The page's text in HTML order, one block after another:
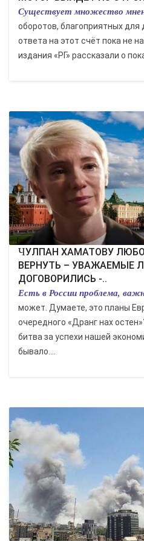
Существует множество
оборотов, благоприятных для
ответа на этот счёт пока не
издания «РГ» рассказали о
ЧУЛПАН ХАМАТОВУ ЛЮБОЙ ЦЕНОЙ ХОТЯТ
ВЕРНУТЬ – УВАЖАЕМЫЕ
ДОГОВОРИЛИСЬ -..
Есть в России проблема,
может. Думаете, это планы
очередного «Дранг нах
битва за успехи нашей
бывало....